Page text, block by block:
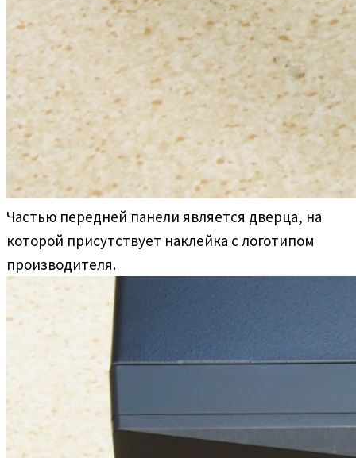
Частью передней панели является дверца, на
которой присутствует наклейка с логотипом
производителя.